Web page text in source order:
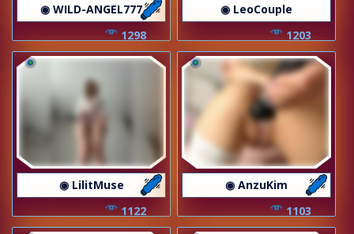
◉ WILD-ANGEL777
1298
◉ LeoCouple
1203
◉ LilitMuse
1122
◉ AnzuKim
1103